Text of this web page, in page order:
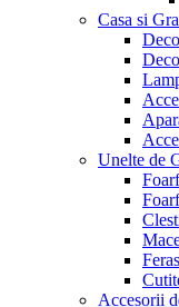
Casa si
Unelte de
Accesorii